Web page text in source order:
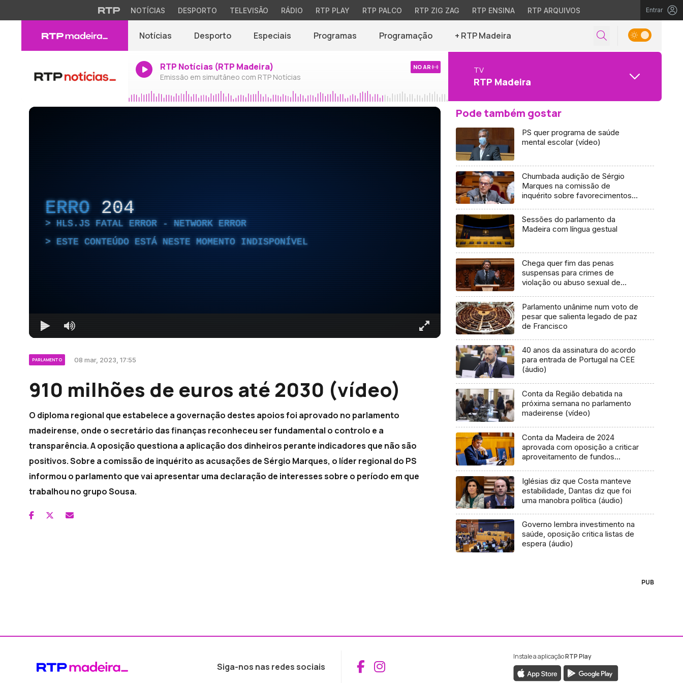
NOTÍCIAS DESPORTO TELEVISÃO RÁDIO RTP PLAY RTP PALCO RTP ZIG ZAG RTP ENSINA RTP ARQUIVOS Entrar
Notícias Desporto Especiais Programas Programação + RTP Madeira
RTP Notícias (RTP Madeira)
Emissão em simultâneo com RTP Notícias
NO AR TV
RTP Madeira
ERRO 204
HLS.JS FATAL ERROR - NETWORK ERROR
ESTE CONTEÚDO ESTÁ NESTE MOMENTO INDISPONÍVEL
PARLAMENTO 08 mar, 2023, 17:55
910 milhões de euros até 2030 (vídeo)
O diploma regional que estabelece a governação destes apoios foi aprovado no parlamento
madeirense, onde o secretário das finanças reconheceu ser fundamental o controlo e a
transparência. A oposição questiona a aplicação dos dinheiros perante indicadores que não são
positivos. Sobre a comissão de inquérito as acusações de Sérgio Marques, o líder regional do PS
informou o parlamento que vai apresentar uma declaração de interesses sobre o período em que
trabalhou no grupo Sousa.
Pode também gostar
PS quer programa de saúde
mental escolar (vídeo)
Chumbada audição de Sérgio
Marques na comissão de
inquérito sobre favorecimentos a
Sessões do parlamento da
Madeira com língua gestual
Chega quer fim das penas
suspensas para crimes de
violação ou abuso sexual de
Parlamento unânime num voto de
pesar que salienta legado de paz
de Francisco
40 anos da assinatura do acordo
para entrada de Portugal na CEE
(áudio)
Conta da Região debatida na
próxima semana no parlamento
madeirense (vídeo)
Conta da Madeira de 2024
aprovada com oposição a criticar
aproveitamento de fundos
Iglésias diz que Costa manteve
estabilidade, Dantas diz que foi
uma manobra política (áudio)
Governo lembra investimento na
saúde, oposição critica listas de
espera (áudio)
PUB
Siga-nos nas redes sociais Aceder ao Facebook da RTP Madeira
Aceder ao Instagram da RTP Madeira
Instale a aplicaçãoRTP Play